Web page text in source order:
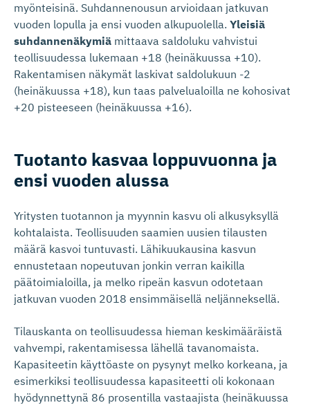
myönteisinä. Suhdannenousun arvioidaan jatkuvan
vuoden lopulla ja ensi vuoden alkupuolella. Yleisiä
suhdannenäkymiä mittaava saldoluku vahvistui
teollisuudessa lukemaan +18 (heinäkuussa +10).
Rakentamisen näkymät laskivat saldolukuun -2
(heinäkuussa +18), kun taas palvelualoilla ne kohosivat
+20 pisteeseen (heinäkuussa +16).
Tuotanto kasvaa loppuvuonna ja
ensi vuoden alussa
Yritysten tuotannon ja myynnin kasvu oli alkusyksyllä
kohtalaista. Teollisuuden saamien uusien tilausten
määrä kasvoi tuntuvasti. Lähikuukausina kasvun
ennustetaan nopeutuvan jonkin verran kaikilla
päätoimialoilla, ja melko ripeän kasvun odotetaan
jatkuvan vuoden 2018 ensimmäisellä neljänneksellä.
Tilauskanta on teollisuudessa hieman keskimääräistä
vahvempi, rakentamisessa lähellä tavanomaista.
Kapasiteetin käyttöaste on pysynyt melko korkeana, ja
esimerkiksi teollisuudessa kapasiteetti oli kokonaan
hyödynnettynä 86 prosentilla vastaajista (heinäkuussa